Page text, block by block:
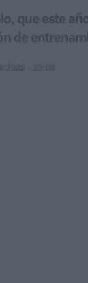
que este
de
2022 - 23:08